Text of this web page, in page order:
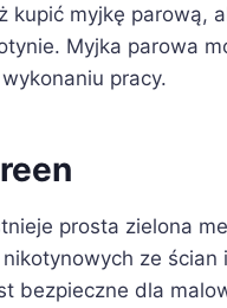
kupić myjkę parową,
Myjka parowa
pracy.
prosta zielona
ze ścian
bezpieczne dla